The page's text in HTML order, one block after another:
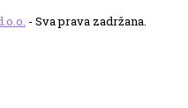
- Sva prava zadržana.